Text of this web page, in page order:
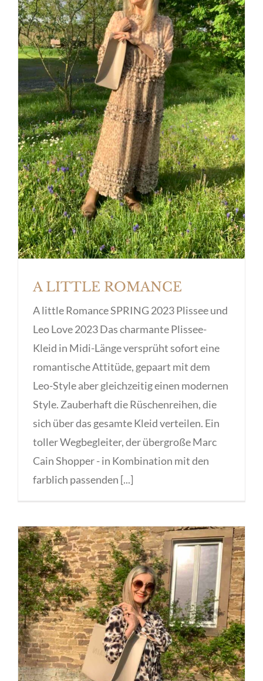
A LITTLE ROMANCE
A LITTLE ROMANCE
A little Romance SPRING 2023 Plissee und
Leo Love 2023 Das charmante Plissee-
Kleid in Midi-Länge versprüht sofort eine
romantische Attitüde, gepaart mit dem
Leo-Style aber gleichzeitig einen modernen
Style. Zauberhaft die Rüschenreihen, die
sich über das gesamte Kleid verteilen. Ein
toller Wegbegleiter, der übergroße Marc
Cain Shopper - in Kombination mit den
farblich passenden [...]